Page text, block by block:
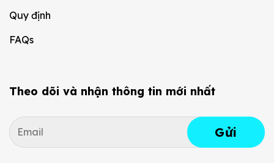
Quy định
FAQs
Theo dõi và nhận thông tin mới nhất